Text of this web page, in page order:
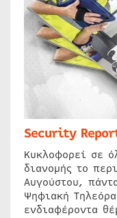
Security
Κυκλοφορεί σε
διανομής το
Αυγούστου,
Ψηφιακή
ενδιαφέροντα